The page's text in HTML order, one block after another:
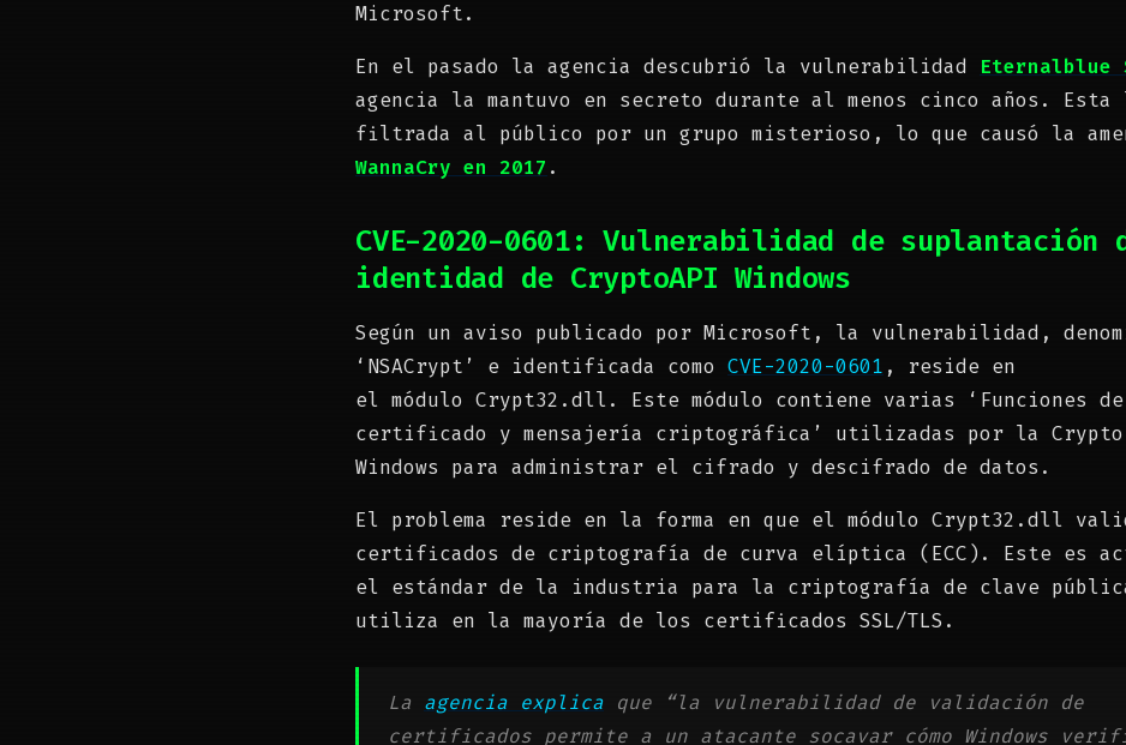
Microsoft.
En el pasado la agencia descubrió la vulnerabilidad Eternalblue
agencia la mantuvo en secreto durante al menos cinco años. Esta
filtrada al público por un grupo misterioso, lo que causó la
WannaCry en 2017 .
CVE-2020-0601: Vulnerabilidad de suplantación
identidad de CryptoAPI Windows
Según un aviso publicado por Microsoft, la vulnerabilidad,
‘NSACrypt’ e identificada como CVE-2020-0601 , reside en
el módulo Crypt32.dll. Este módulo contiene varias ‘Funciones de
certificado y mensajería criptográfica’ utilizadas por la Crypto
Windows para administrar el cifrado y descifrado de datos.
El problema reside en la forma en que el módulo Crypt32.dll
certificados de criptografía de curva elíptica (ECC). Este es
el estándar de la industria para la criptografía de clave
utiliza en la mayoría de los certificados SSL/TLS.
La agencia explica que “la vulnerabilidad de validación de
certificados permite a un atacante socavar cómo Windows